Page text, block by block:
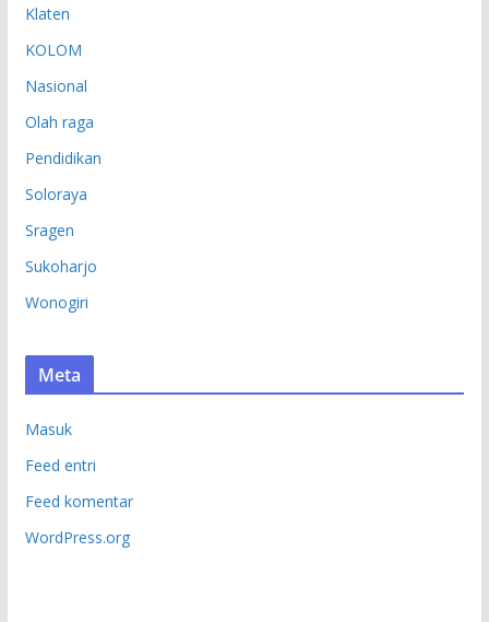
Klaten
KOLOM
Nasional
Olah raga
Pendidikan
Soloraya
Sragen
Sukoharjo
Wonogiri
Meta
Masuk
Feed entri
Feed komentar
WordPress.org